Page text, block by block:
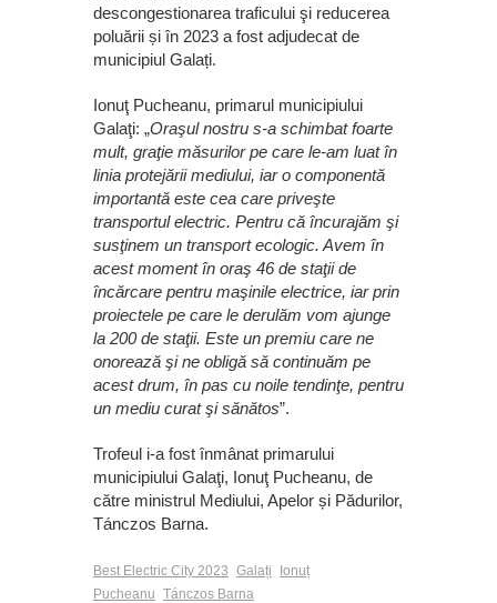
descongestionarea traficului şi reducerea
poluării și în 2023 a fost adjudecat de
municipiul Galați.
Ionuţ Pucheanu, primarul municipiului
Galaţi: „Oraşul nostru s-a schimbat foarte
mult, graţie măsurilor pe care le-am luat în
linia protejării mediului, iar o componentă
importantă este cea care priveşte
transportul electric. Pentru că încurajăm şi
susţinem un transport ecologic. Avem în
acest moment în oraş 46 de staţii de
încărcare pentru maşinile electrice, iar prin
proiectele pe care le derulăm vom ajunge
la 200 de staţii. Este un premiu care ne
onorează şi ne obligă să continuăm pe
acest drum, în pas cu noile tendinţe, pentru
un mediu curat şi sănătos”.
Trofeul i-a fost înmânat primarului
municipiului Galaţi, Ionuţ Pucheanu, de
către ministrul Mediului, Apelor și Pădurilor,
Tánczos Barna.
Best Electric City 2023 Galați
Ionuț
Pucheanu Tánczos Barna